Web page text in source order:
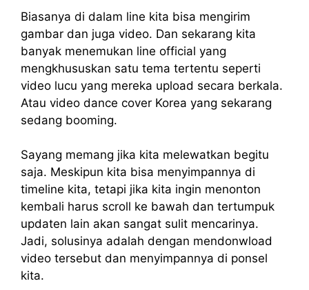
Biasanya di dalam line kita bisa mengirim
gambar dan juga video. Dan sekarang kita
banyak menemukan line official yang
mengkhususkan satu tema tertentu seperti
video lucu yang mereka upload secara berkala.
Atau video dance cover Korea yang sekarang
sedang booming.
Sayang memang jika kita melewatkan begitu
saja. Meskipun kita bisa menyimpannya di
timeline kita, tetapi jika kita ingin menonton
kembali harus scroll ke bawah dan tertumpuk
updaten lain akan sangat sulit mencarinya.
Jadi, solusinya adalah dengan mendonwload
video tersebut dan menyimpannya di ponsel
kita.